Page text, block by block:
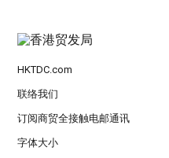
HKTDC.com
联络我们
订阅商贸全接触电邮通讯
字体大小